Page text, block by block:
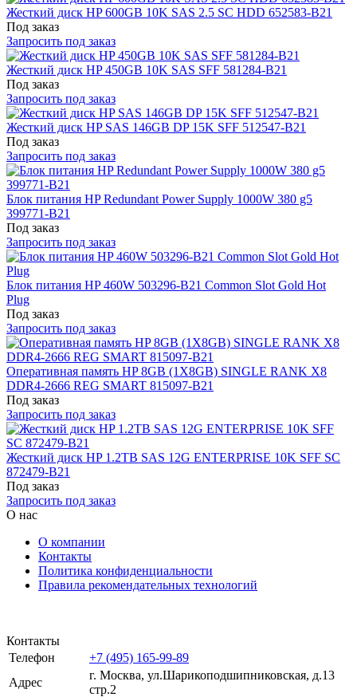
Жесткий диск HP 600GB 10K SAS 2.5 SC HDD 652583-B21
Под заказ
Запросить под заказ
Жесткий диск HP 450GB 10K SAS SFF 581284-B21
Под заказ
Запросить под заказ
Жесткий диск HP SAS 146GB DP 15K SFF 512547-B21
Под заказ
Запросить под заказ
Блок питания HP Redundant Power Supply 1000W 380 g5
399771-B21
Под заказ
Запросить под заказ
Блок питания HP 460W 503296-B21 Common Slot Gold Hot
Plug
Под заказ
Запросить под заказ
Оперативная память HP 8GB (1X8GB) SINGLE RANK X8
DDR4-2666 REG SMART 815097-B21
Под заказ
Запросить под заказ
Жесткий диск HP 1.2TB SAS 12G ENTERPRISE 10K SFF SC
872479-B21
Под заказ
Запросить под заказ
О нас
О компании
Контакты
Политика конфиденциальности
Правила рекомендательных технологий
Контакты
Телефон
+7 (495) 165-99-89
Адрес
г. Москва, ул.​​Шарикоподшипниковская, д.13
стр.2